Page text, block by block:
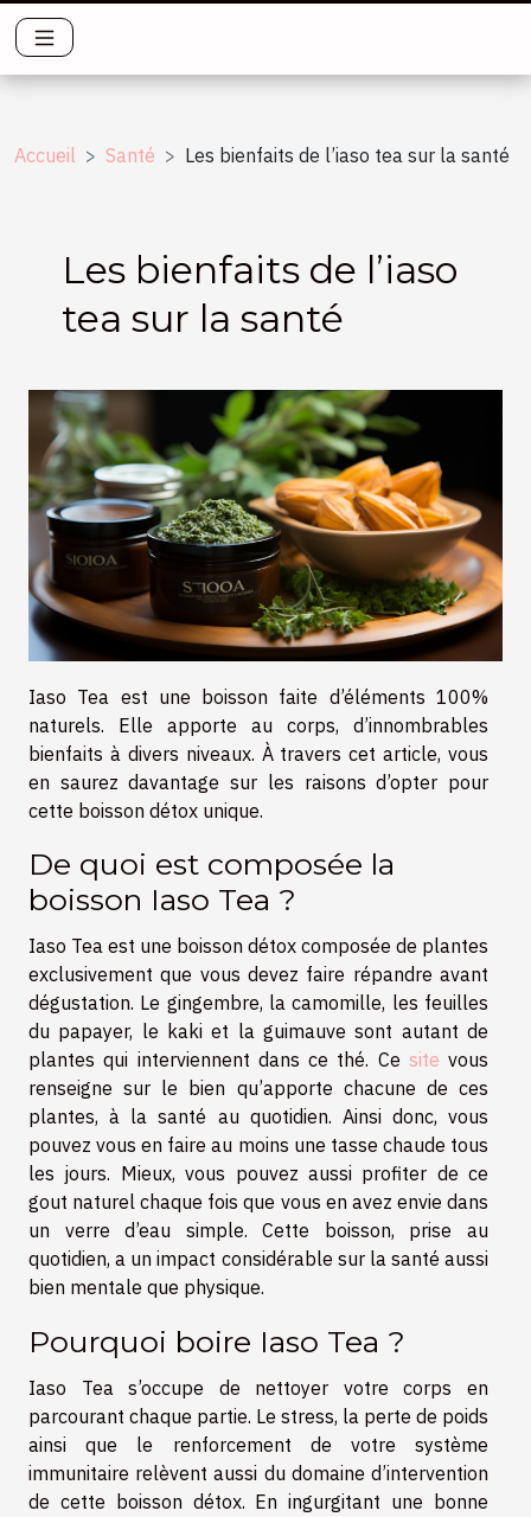
Accueil Santé Les bienfaits de l’iaso tea sur la santé
Les bienfaits de l’iaso
tea sur la santé
Iaso Tea est une boisson faite d’éléments 100%
naturels. Elle apporte au corps, d’innombrables
bienfaits à divers niveaux. À travers cet article, vous
en saurez davantage sur les raisons d’opter pour
cette boisson détox unique.
De quoi est composée la
boisson Iaso Tea ?
Iaso Tea est une boisson détox composée de plantes
exclusivement que vous devez faire répandre avant
dégustation. Le gingembre, la camomille, les feuilles
du papayer, le kaki et la guimauve sont autant de
plantes qui interviennent dans ce thé. Ce site vous
renseigne sur le bien qu’apporte chacune de ces
plantes, à la santé au quotidien. Ainsi donc, vous
pouvez vous en faire au moins une tasse chaude tous
les jours. Mieux, vous pouvez aussi profiter de ce
gout naturel chaque fois que vous en avez envie dans
un verre d’eau simple. Cette boisson, prise au
quotidien, a un impact considérable sur la santé aussi
bien mentale que physique.
Pourquoi boire Iaso Tea ?
Iaso Tea s’occupe de nettoyer votre corps en
parcourant chaque partie. Le stress, la perte de poids
ainsi que le renforcement de votre système
immunitaire relèvent aussi du domaine d’intervention
de cette boisson détox. En ingurgitant une bonne